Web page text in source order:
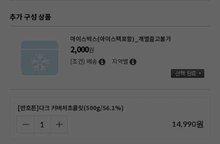
추가 구성 상품
아이스박스(아이스팩포함)_개별출고불가
2,000원
(조건) 배송
지역별
[반호튼]다크 커버처초콜릿(500g/56.1%)
14,990원